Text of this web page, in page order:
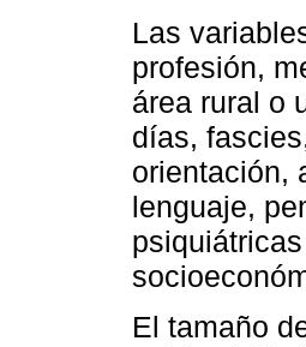
Las
profesión,
área rural o
días,
orientación,
lenguaje,
El tamaño